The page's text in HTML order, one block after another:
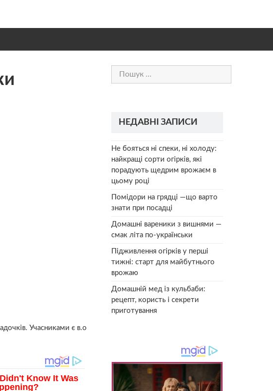
Учасниками є в.о
Пошук:
НЕДАВНІ ЗАПИСИ
Не бояться ні спеки, ні холоду:
найкращі сорти огірків, які
порадують щедрим врожаєм в
цьому році
Помідори на грядці —що варто
знати при посадці
Домашні вареники з вишнями —
смак літа по-українськи
Підживлення огірків у перші
тижні: старт для майбутнього
врожаю
Домашній мед із кульбаби:
рецепт, користь і секрети
приготування